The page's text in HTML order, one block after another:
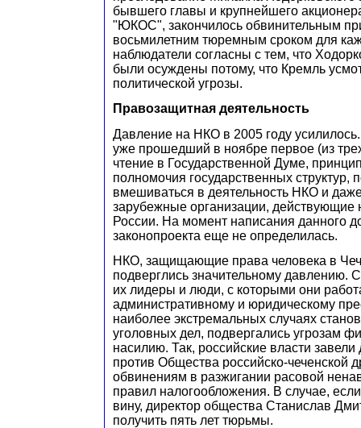
бывшего главы и крупнейшего
"ЮКОС", закончилось обвинительным
восьмилетним тюремным сроком для
наблюдатели согласны с тем, что
были осуждены потому, что Кремль
политической угрозы.
Правозащитная деятельность
Давление на НКО в 2005 году
уже прошедший в ноябре первое (из
чтение в Государственной Думе,
полномочия государственных структур,
вмешиваться в деятельность НКО и
зарубежные организации, действующие
России. На момент написания данного
законопроекта еще не определилась.
НКО, защищающие права человека в
подверглись значительному давлению.
их лидеры и люди, с которыми они
административному и юридическому
наиболее экстремальных случаях
уголовных дел, подвергались угрозам
насилию. Так, российские власти
против Общества российско-чеченской
обвинениям в разжигании расовой
правил налогообложения. В случае, если
вину, директор общества Станислав
получить пять лет тюрьмы.